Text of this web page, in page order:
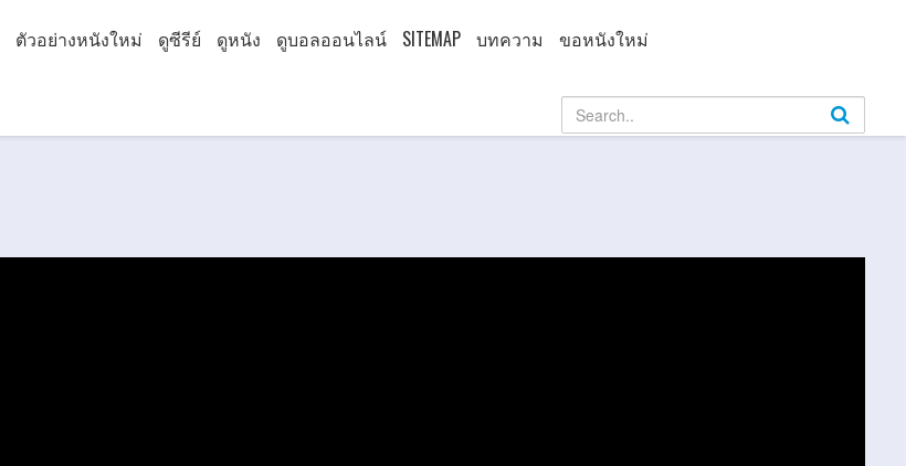
ตัวอย่างหนังใหม่ ดูซีรีย์ ดูหนัง ดูบอลออนไลน์ SITEMAP บทความ ขอหนังใหม่